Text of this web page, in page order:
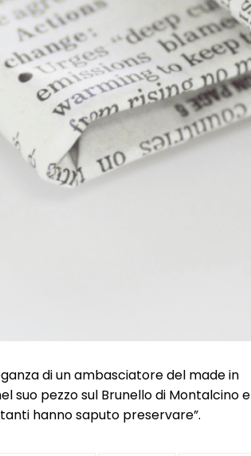
di un ambasciatore del made in
suo pezzo sul Brunello di Montalcino e
hanno saputo preservare”.